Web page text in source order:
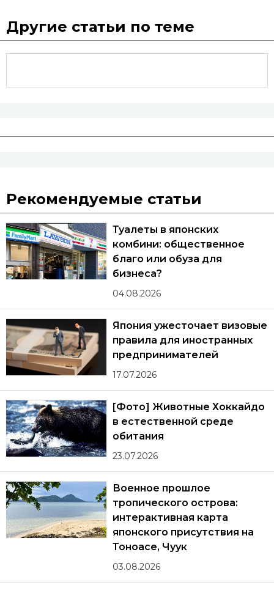
Другие статьи по теме
Рекомендуемые статьи
Туалеты в японских
комбини: общественное
благо или обуза для
бизнеса?
04.08.2026
Япония ужесточает визовые
правила для иностранных
предпринимателей
17.07.2026
[Фото] Животные Хоккайдо
в естественной среде
обитания
23.07.2026
Военное прошлое
тропического острова:
интерактивная карта
японского присутствия на
Тоноасе, Чуук
03.08.2026